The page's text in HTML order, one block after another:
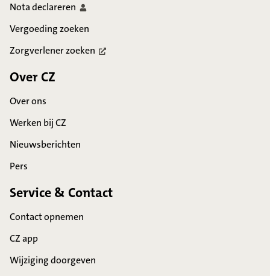
Notadeclareren
Vergoeding zoeken
Zorgverlenerzoeken
Over CZ
Over ons
Werken bij CZ
Nieuwsberichten
Pers
Service & Contact
Contact opnemen
CZ app
Wijziging doorgeven